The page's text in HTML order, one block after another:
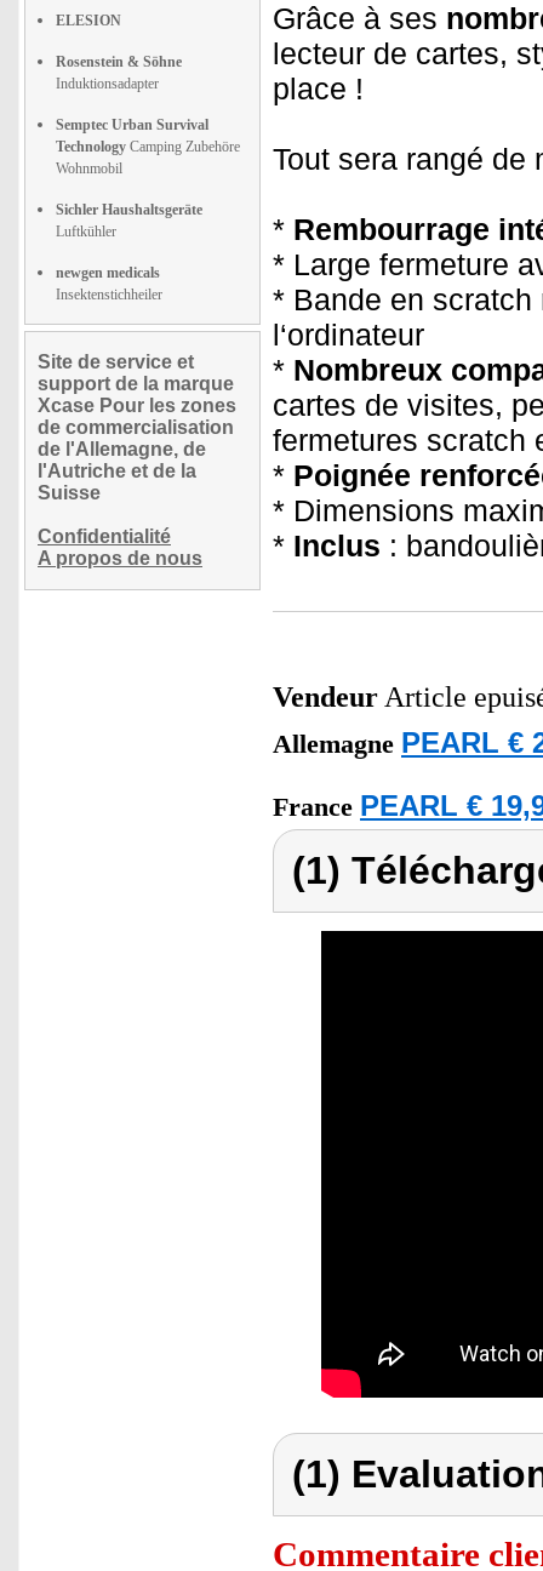
ELESION
Rosenstein & Söhne
Induktionsadapter
Semptec Urban Survival
Technology Camping Zubehöre
Wohnmobil
Sichler Haushaltsgeräte
Luftkühler
newgen medicals
Insektenstichheiler
Site de service et
support de la marque
Xcase Pour les zones
de commercialisation
de l'Allemagne, de
l'Autriche et de la
Suisse
Confidentialité
A propos de nous
Grâce à ses
lecteur de cartes,
place !
Tout sera rangé de
* Rembourrage
* Large fermeture
* Bande en
l‘ordinateur
* Nombreux
cartes de visites,
fermetures scratch
* Poignée
* Dimensions
* Inclus :
Vendeur Article
Allemagne PEARL €
France PEARL €
(1)
(1)
Commentaire